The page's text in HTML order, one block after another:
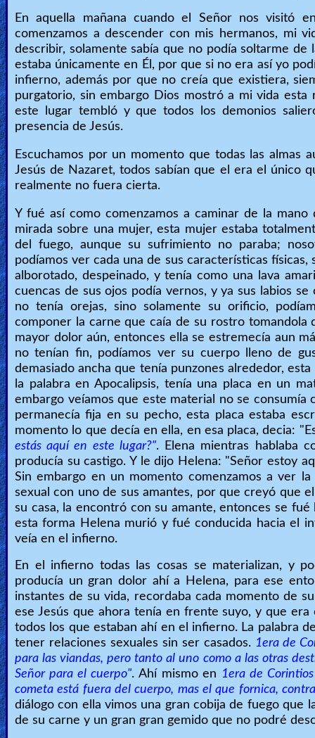
En aquella mañana cuando el Señor nos visitó
comenzamos a descender con mis hermanos, mi
describir, solamente sabía que no podía soltarme
estaba únicamente en Él, por que si no era así yo
infierno, además por que no creía que existiera,
purgatorio, sin embargo Dios mostró a mi vida
este lugar tembló y que todos los demonios
presencia de Jesús.
Escuchamos por un momento que todas las almas
Jesús de Nazaret, todos sabían que el era el único
realmente no fuera cierta.
Y fué así como comenzamos a caminar de la
mirada sobre una mujer, esta mujer estaba
del fuego, aunque su sufrimiento no paraba;
podíamos ver cada una de sus características
alborotado, despeinado, y tenía como una lava
cuencas de sus ojos podía vernos, y ya sus labios
no tenía orejas, sino solamente su orificio,
componer la carne que caía de su rostro
mayor dolor aún, entonces ella se estremecía aun
no tenían fin, podíamos ver su cuerpo lleno de
demasiado ancha que tenía punzones alrededor,
la palabra en Apocalipsis, tenía una placa en un
embargo veíamos que este material no se
permanecía fija en su pecho, esta placa estaba
momento lo que decía en ella, en esa placa, decia:
estás aquí en este lugar?". Elena mientras hablaba
producía su castigo. Y le dijo Helena: "Señor estoy
Sin embargo en un momento comenzamos a ver
sexual con uno de sus amantes, por que creyó que
su casa, la encontró con su amante, entonces se
esta forma Helena murió y fué conducida hacia el
veía en el infierno.
En el infierno todas las cosas se materializan, y
producía un gran dolor ahí a Helena, para ese
instantes de su vida, recordaba cada momento de
ese Jesús que ahora tenía en frente suyo, y que
todos los que estaban ahí en el infierno. La palabra
tener relaciones sexuales sin ser casados. 1era de
para las viandas, pero tanto al uno como a las otras
Señor para el cuerpo". Ahí mismo en 1era de
cometa está fuera del cuerpo, mas el que fornica,
diálogo con ella vimos una gran cobija de fuego que
de su carne y un gran gran gemido que no podré